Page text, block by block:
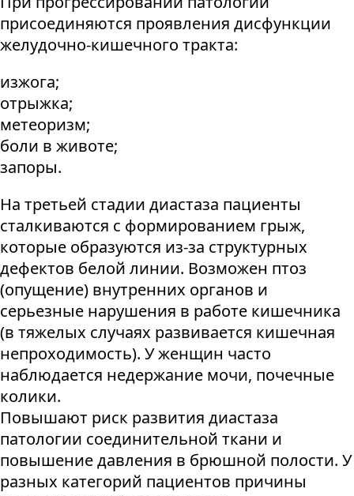
присоединяются проявления дисфункции
желудочно-кишечного тракта:
изжога;
отрыжка;
метеоризм;
боли в животе;
запоры.
На третьей стадии диастаза пациенты
сталкиваются с формированием грыж,
которые образуются из-за структурных
дефектов белой линии. Возможен птоз
(опущение) внутренних органов и
серьезные нарушения в работе кишечника
(в тяжелых случаях развивается кишечная
непроходимость). У женщин часто
наблюдается недержание мочи, почечные
колики.
Повышают риск развития диастаза
патологии соединительной ткани и
повышение давления в брюшной полости. У
разных категорий пациентов причины